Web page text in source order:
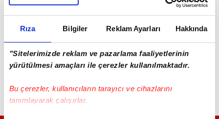
Rıza Bilgiler Reklam Ayarları Hakkında
"Sitelerimizde reklam ve pazarlama faaliyetlerinin
yürütülmesi amaçları ile çerezler kullanılmaktadır.
Bu çerezler, kullanıcıların tarayıcı ve cihazlarını
tanımlayarak çalışırlar.